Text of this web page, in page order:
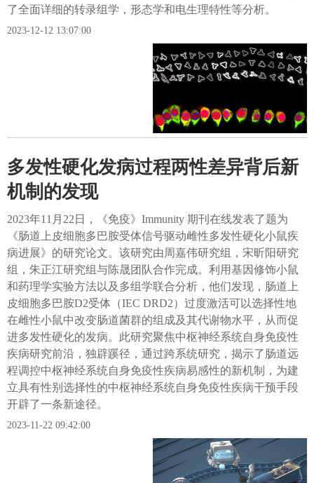
了全面详细的转录组学，形态学和电生理特性等分析。
2023-12-12 13:07:00
多发性硬化发病过程两性差异背后新
机制的发现
2023年11月22日，《免疫》Immunity 期刊在线发表了题为
《肠道上皮细胞多巴胺受体信号驱动雌性多发性硬化小鼠疾
病进展》的研究论文。该研究由周嘉伟研究组，宋昕阳研究
组，朱正江研究组与陈晟团队合作完成。利用基因修饰小鼠
和药理学实验方法以及多组学联合分析，他们发现，肠道上
皮细胞多巴胺D2受体（IEC DRD2）过度激活可以选择性地
在雌性小鼠中改变肠道菌群的组成及其代谢物水平，从而促
进多发性硬化的发病。此研究聚焦中枢神经系统自身免疫性
疾病研究前沿，独辟蹊径，通过跨系统研究，揭示了肠道远
程调控中枢神经系统自身免疫性疾病易感性的新机制，为建
立具有性别选择性的中枢神经系统自身免疫性疾病干预手段
开辟了一条新途径。
2023-11-22 09:42:00